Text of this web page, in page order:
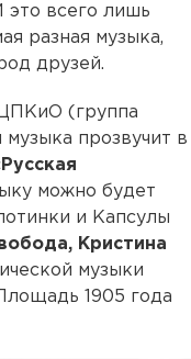
это всего лишь
разная музыка,
друзей.
ЦПКиО (группа
музыка прозвучит в
можно будет
и Капсулы
Кристина
музыки
1905 года